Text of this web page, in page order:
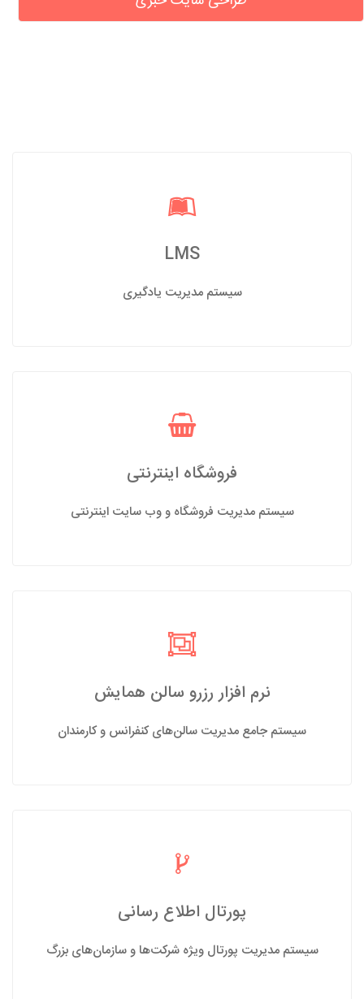
LMS
سیستم مدیریت یادگیری
فروشگاه اینترنتی
سیستم مدیریت فروشگاه و وب سایت اینترنتی
نرم افزار رزرو سالن همایش
سیستم جامع مدیریت سالن‌های کنفرانس و کارمندان
پورتال اطلاع رسانی
سیستم مدیریت پورتال ویژه شرکت‌ها و سازمان‌های بزرگ